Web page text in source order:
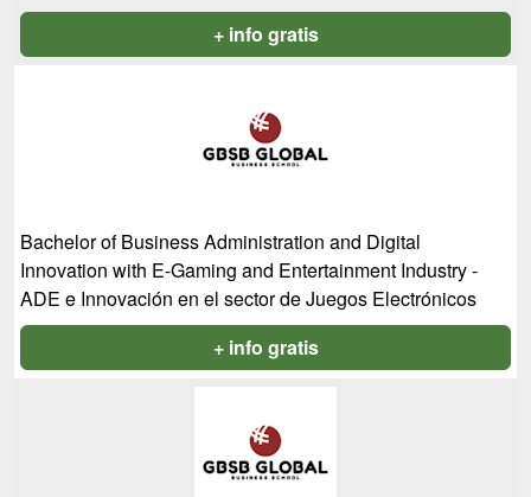
+ info gratis
Bachelor of Business Administration and Digital
Innovation with E-Gaming and Entertainment Industry -
ADE e Innovación en el sector de Juegos Electrónicos
+ info gratis